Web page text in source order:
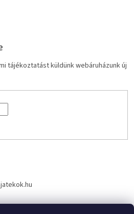
tájékoztatást küldünk webáruházunk új